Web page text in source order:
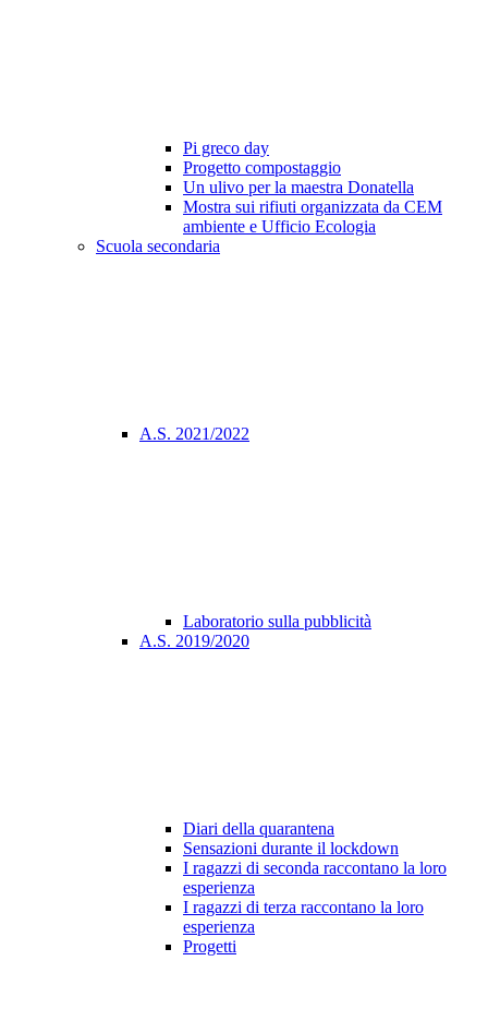
Pi greco day
Progetto compostaggio
Un ulivo per la maestra Donatella
Mostra sui rifiuti organizzata da CEM
ambiente e Ufficio Ecologia
Scuola secondaria
A.S. 2021/2022
Laboratorio sulla pubblicità
A.S. 2019/2020
Diari della quarantena
Sensazioni durante il lockdown
I ragazzi di seconda raccontano la loro
esperienza
I ragazzi di terza raccontano la loro
esperienza
Progetti